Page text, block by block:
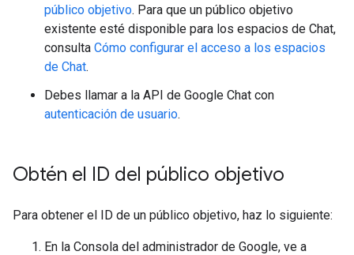
público objetivo. Para que un público objetivo
existente esté disponible para los espacios de Chat,
consulta Cómo configurar el acceso a los espacios
de Chat.
Debes llamar a la API de Google Chat con
autenticación de usuario.
Obtén el ID del público objetivo
Para obtener el ID de un público objetivo, haz lo siguiente:
En la Consola del administrador de Google, ve a